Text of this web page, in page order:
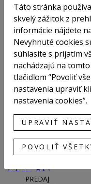
3-IZB. BYT V
LODŽIOU, LAMAČ
SLNEČNÝ 4IZB RD
PARKOVANÍM, KDE
PREDAJ
RD, POTENCIÁL
REZERVOVANÉ
PREDAJ
Táto stránka
skvelý zážitok z
informácie nájdete
Nevyhnuté cookies
súhlasíte s prijatím
nachádzajú na
tlačidlom “Povoliť
nastavenia upraviť
nastavenia cookies”.
UPRAVIŤ
POVOLIŤ